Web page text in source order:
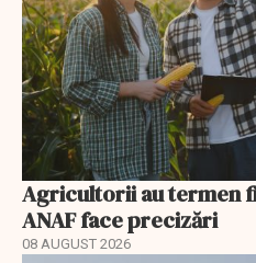
Agricultorii au termen
ANAF face precizări
08 AUGUST 2026